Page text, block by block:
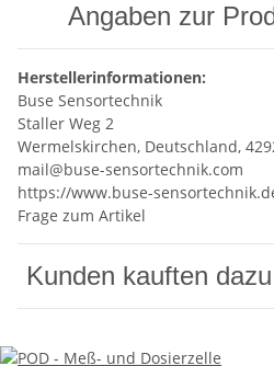
Angaben zur
Herstellerinformationen:
Buse Sensortechnik
Staller Weg 2
Wermelskirchen, Deutschland,
mail@buse-sensortechnik.com
https://www.buse-
Frage zum Artikel
Kunden kauften